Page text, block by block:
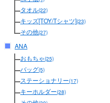
タオル(22)
キッズ[TOY/Tシャツ](23)
その他(27)
ANA
おもちゃ(25)
バッグ(5)
ステーショナリー(17)
キーホルダー(28)